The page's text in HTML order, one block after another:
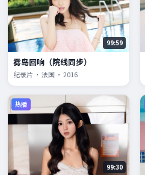
99:59
雾岛回响（院线同步）
纪录片 · 法国 · 2016
热播
99:30